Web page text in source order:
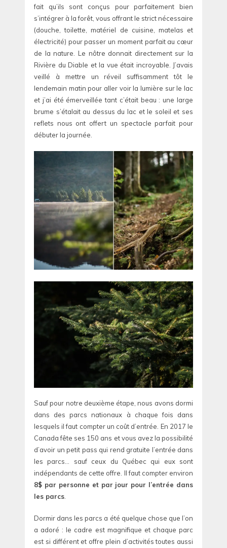
fait qu’ils sont conçus pour parfaitement bien
s’intégrer à la forêt, vous offrant le strict nécessaire
(douche, toilette, matériel de cuisine, matelas et
électricité) pour passer un moment parfait au cœur
de la nature. Le nôtre donnait directement sur la
Rivière du Diable et la vue était incroyable. J’avais
veillé à mettre un réveil suffisamment tôt le
lendemain matin pour aller voir la lumière sur le lac
et j’ai été émerveillée tant c’était beau : une large
brume s’étalait au dessus du lac et le soleil et ses
reflets nous ont offert un spectacle parfait pour
débuter la journée.
Sauf pour notre deuxième étape, nous avons dormi
dans des parcs nationaux à chaque fois dans
lesquels il faut compter un coût d’entrée. En 2017 le
Canada fête ses 150 ans et vous avez la possibilité
d’avoir un petit pass qui rend gratuite l’entrée dans
les parcs… sauf ceux du Québec qui eux sont
indépendants de cette offre. Il faut compter environ
8$ par personne et par jour pour l’entrée dans
les parcs
Dormir dans les parcs a été quelque chose que l’on
a adoré : le cadre est magnifique et chaque parc
est si différent et offre plein d’activités toutes aussi